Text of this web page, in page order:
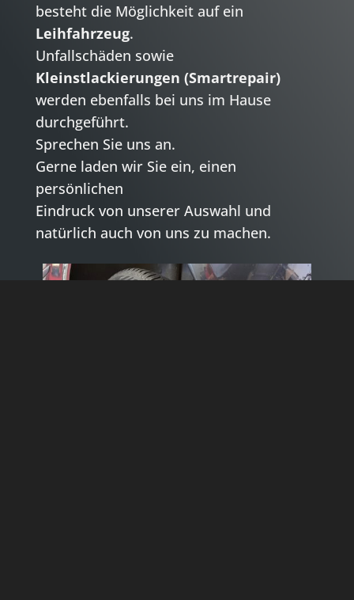
besteht die Möglichkeit auf ein
Leihfahrzeug.
Unfallschäden sowie
Kleinstlackierungen (Smartrepair)
werden ebenfalls bei uns im Hause
durchgeführt.
Sprechen Sie uns an.
Gerne laden wir Sie ein, einen
persönlichen
Eindruck von unserer Auswahl und
natürlich auch von uns zu machen.